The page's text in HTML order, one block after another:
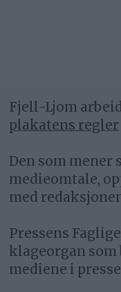
Fjell-Ljom
plakatens regler
Den som mener
medieomtale,
med
Pressens
klageorgan
mediene i